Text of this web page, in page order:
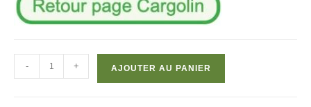
de
- + AJOUTER AU PANIER